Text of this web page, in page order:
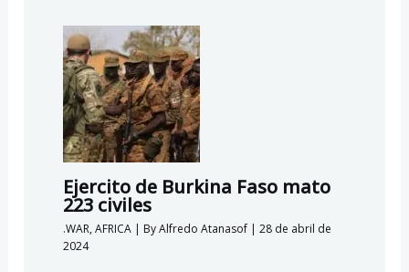
Ejercito de Burkina Faso mato
223 civiles
.WAR,AFRICA| ByAlfredo Atanasof
28 de abril de
2024